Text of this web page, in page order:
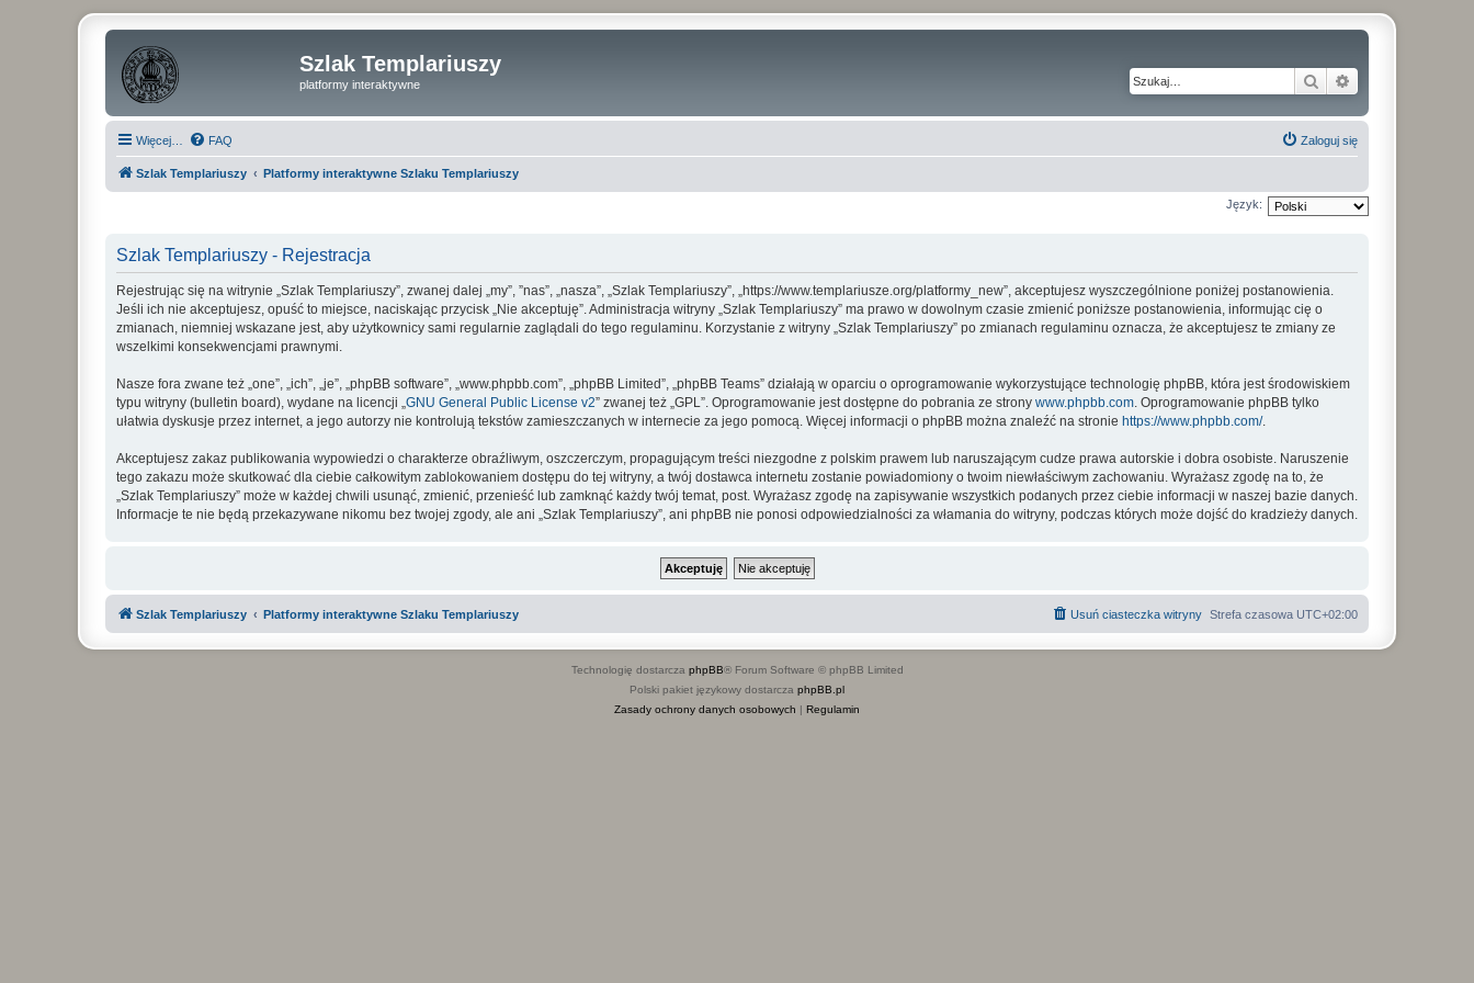
Szlak Templariuszy
platformy interaktywne Szukaj
Więcej… FAQ Zaloguj się
Szlak Templariuszy Platformy interaktywne Szlaku Templariuszy
Język:
Szlak Templariuszy - Rejestracja
Rejestrując się na witrynie „Szlak Templariuszy”, zwanej dalej „my”, ”nas”, „nasza”, „Szlak Templariuszy”, „https://www.templariusze.org/platformy_new”, akceptujesz wyszczególnione poniżej postanowienia.
Jeśli ich nie akceptujesz, opuść to miejsce, naciskając przycisk „Nie akceptuję”. Administracja witryny „Szlak Templariuszy” ma prawo w dowolnym czasie zmienić poniższe postanowienia, informując cię o
zmianach, niemniej wskazane jest, aby użytkownicy sami regularnie zaglądali do tego regulaminu. Korzystanie z witryny „Szlak Templariuszy” po zmianach regulaminu oznacza, że akceptujesz te zmiany ze
wszelkimi konsekwencjami prawnymi.
Nasze fora zwane też „one”, „ich”, „je”, „phpBB software”, „www.phpbb.com”, „phpBB Limited”, „phpBB Teams” działają w oparciu o oprogramowanie wykorzystujące technologię phpBB, która jest środowiskiem
typu witryny (bulletin board), wydane na licencji „GNU General Public License v2” zwanej też „GPL”. Oprogramowanie jest dostępne do pobrania ze strony www.phpbb.com. Oprogramowanie phpBB tylko
ułatwia dyskusje przez internet, a jego autorzy nie kontrolują tekstów zamieszczanych w internecie za jego pomocą. Więcej informacji o phpBB można znaleźć na stronie https://www.phpbb.com/.
Akceptujesz zakaz publikowania wypowiedzi o charakterze obraźliwym, oszczerczym, propagującym treści niezgodne z polskim prawem lub naruszającym cudze prawa autorskie i dobra osobiste. Naruszenie
tego zakazu może skutkować dla ciebie całkowitym zablokowaniem dostępu do tej witryny, a twój dostawca internetu zostanie powiadomiony o twoim niewłaściwym zachowaniu. Wyrażasz zgodę na to, że
„Szlak Templariuszy” może w każdej chwili usunąć, zmienić, przenieść lub zamknąć każdy twój temat, post. Wyrażasz zgodę na zapisywanie wszystkich podanych przez ciebie informacji w naszej bazie danych.
Informacje te nie będą przekazywane nikomu bez twojej zgody, ale ani „Szlak Templariuszy”, ani phpBB nie ponosi odpowiedzialności za włamania do witryny, podczas których może dojść do kradzieży danych.
Szlak Templariuszy Platformy interaktywne Szlaku Templariuszy Strefa czasowa UTC+02:00
Usuń ciasteczka witryny
Technologię dostarcza phpBB® Forum Software © phpBB Limited
Polski pakiet językowy dostarcza phpBB.pl
Zasady ochrony danych osobowych | Regulamin